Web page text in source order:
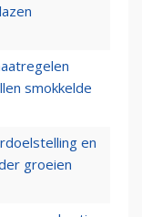
smokkelde
en
groeien